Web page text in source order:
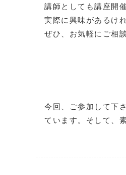
講師としても講座開
実際に興味があるけ
ぜひ、お気軽にご相
今回、ご参加して下
ています。そして、